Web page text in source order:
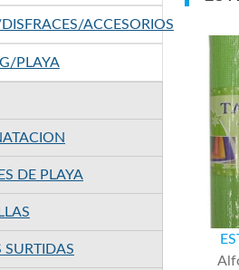
DISFRACES/ACCESORIOS
PLAYA
DE PLAYA
SURTIDAS